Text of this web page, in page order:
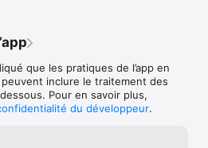
que les pratiques de l’app en
inclure le traitement des
Pour en savoir plus,
du développeur.